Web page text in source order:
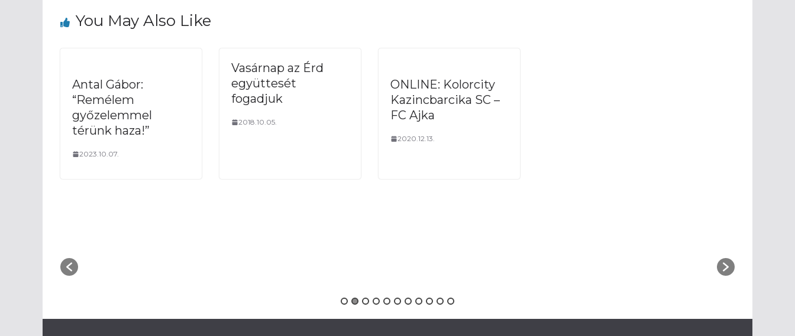
You May Also Like
Antal Gábor:
“Remélem
győzelemmel
térünk haza!”
2023.10.07.
Vasárnap az Érd
együttesét
fogadjuk
2018.10.05.
ONLINE: Kolorcity
Kazincbarcika SC –
FC Ajka
2020.12.13.